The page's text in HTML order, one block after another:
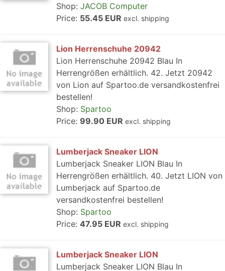
Shop: JACOB Computer
Price: 55.45 EUR excl. shipping
Lion Herrenschuhe 20942
Lion Herrenschuhe 20942 Blau In
Herrengrößen erhältlich. 42. Jetzt 20942
von Lion auf Spartoo.de versandkostenfrei
bestellen!
Shop: Spartoo
Price: 99.90 EUR excl. shipping
Lumberjack Sneaker LION
Lumberjack Sneaker LION Blau In
Herrengrößen erhältlich. 40. Jetzt LION von
Lumberjack auf Spartoo.de
versandkostenfrei bestellen!
Shop: Spartoo
Price: 47.95 EUR excl. shipping
Lumberjack Sneaker LION
Lumberjack Sneaker LION Blau In